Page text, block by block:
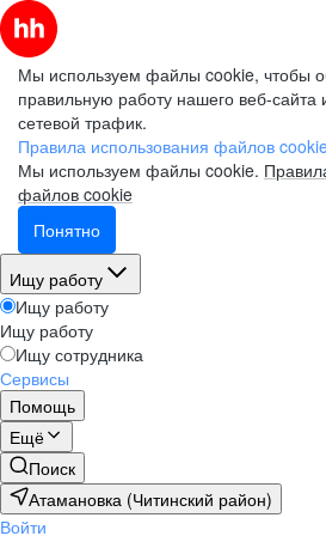
Мы используем файлы cookie, чтобы
правильную работу нашего веб-сайта
сетевой трафик.
Правила использования файлов
Мы используем файлы cookie.
файлов cookie
Понятно
Ищу работу
Ищу работу
Ищу работу
Ищу сотрудника
Сервисы
Помощь
Ещё
Поиск
Атамановка (Читинский район)
Войти